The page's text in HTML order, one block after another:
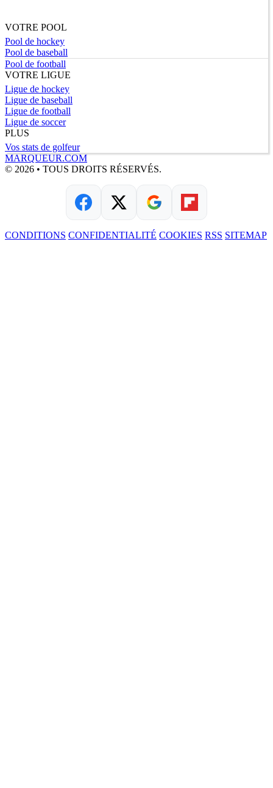
VOTRE POOL
Pool de hockey
Pool de baseball
Pool de football
VOTRE LIGUE
Ligue de hockey
Ligue de baseball
Ligue de football
Ligue de soccer
PLUS
Vos stats de golfeur
MARQUEUR.COM
© 2026 • TOUS DROITS RÉSERVÉS.
CONDITIONS CONFIDENTIALITÉ COOKIES RSS SITEMAP